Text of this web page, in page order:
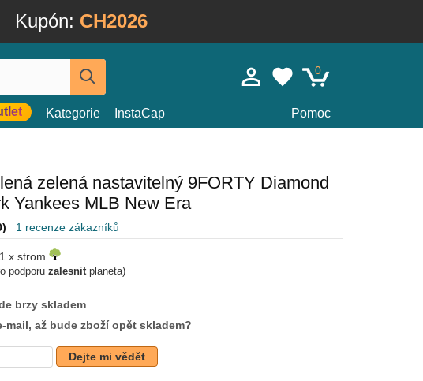
Kupón: CH2026
0
Kategorie InstaCap Pomoc
zelená nastavitelný 9FORTY Diamond
Yankees MLB New Era
1 recenze zákazníků
1 x strom
podporu zalesnitplaneta)
brzy skladem
mail, až bude zboží opět skladem?
Dejte mi vědět